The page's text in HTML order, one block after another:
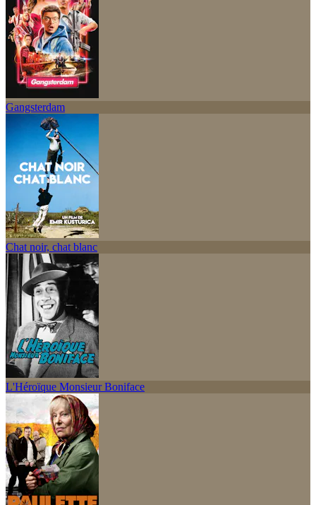
Gangsterdam
Chat noir, chat blanc
L'Héroïque Monsieur Boniface